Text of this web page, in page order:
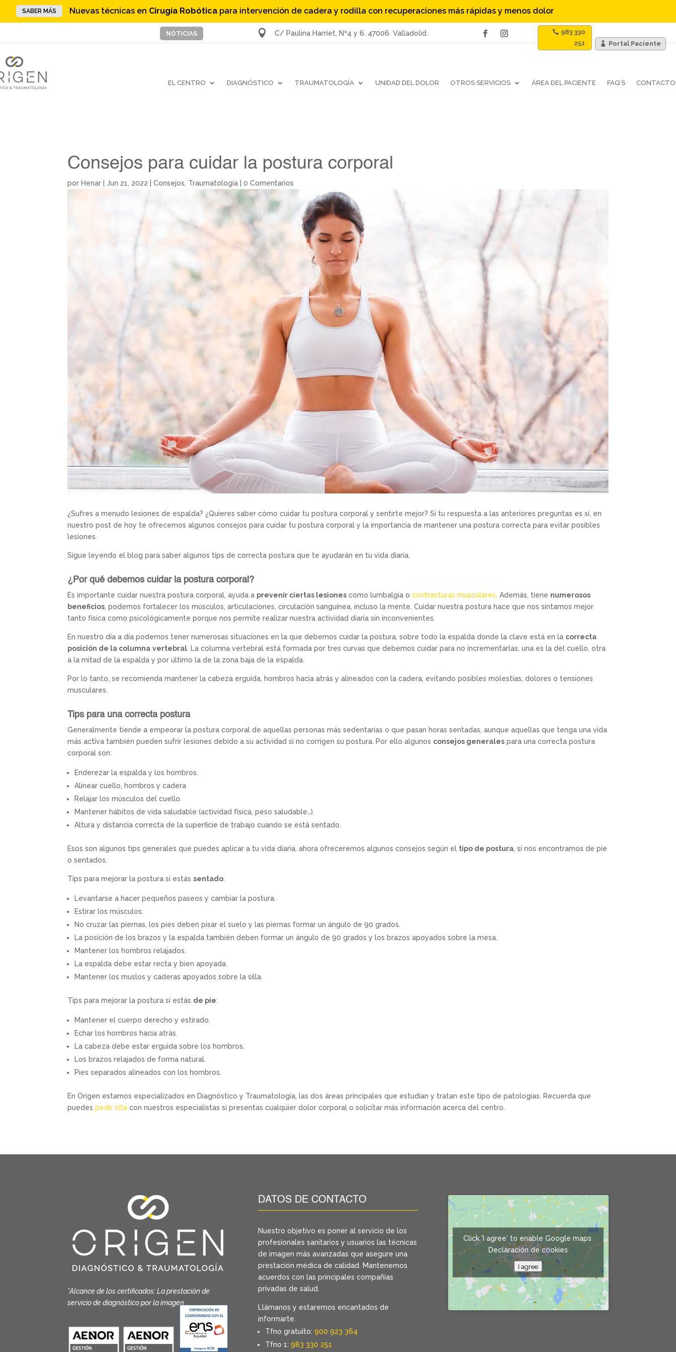
SABER MÁS Nuevas técnicas en Cirugía Robótica para intervención de cadera y rodilla con recuperaciones más rápidas y menos dolor
NOTICIAS  C/ Paulina Harriet, Nº4 y 6. 47006. Valladolid.
983 330
251
Portal Paciente
EL CENTRO DIAGNÓSTICO TRAUMATOLOGÍA UNIDAD DEL DOLOR OTROS SERVICIOS ÁREA DEL PACIENTE FAQ´S CONTACTO
Consejos para cuidar la postura corporal
por Henar |Jun 21, 2022 |Consejos, Traumatología |0 Comentarios
¿Sufres a menudo lesiones de espalda? ¿Quieres saber cómo cuidar tu postura corporal y sentirte mejor? Si tu respuesta a las anteriores preguntas es sí, en
nuestro post de hoy te ofrecemos algunos consejos para cuidar tu postura corporal y la importancia de mantener una postura correcta para evitar posibles
lesiones.
Sigue leyendo el blog para saber algunos tips de correcta postura que te ayudarán en tu vida diaria.
¿Por qué debemos cuidar la postura corporal?
Es importante cuidar nuestra postura corporal, ayuda a prevenir ciertas lesiones como lumbalgia ocontracturas musculares. Además, tiene numerosos
beneficios, podemos fortalecer los músculos, articulaciones, circulación sanguínea, incluso la mente. Cuidar nuestra postura hace que nos sintamos mejor
tanto física como psicológicamente porque nos permite realizar nuestra actividad diaria sin inconvenientes.
En nuestro día a día podemos tener numerosas situaciones en la que debemos cuidar la postura, sobre todo la espalda donde la clave está en la correcta
posición de la columna vertebral. La columna vertebral está formada por tres curvas que debemos cuidar para no incrementarlas, una es la del cuello, otra
a la mitad de la espalda y por último la de la zona baja de la espalda.
Por lo tanto, se recomienda mantener la cabeza erguida, hombros hacia atrás y alineados con la cadera, evitando posibles molestias, dolores o tensiones
musculares.
Tips para una correcta postura
Generalmente tiende a empeorar la postura corporal de aquellas personas más sedentarias o que pasan horas sentadas, aunque aquellas que tenga una vida
más activa también pueden sufrir lesiones debido a su actividad si no corrigen su postura. Por ello algunos consejos generales para una correcta postura
corporal son:
Enderezar la espalda y los hombros.
Alinear cuello, hombros y cadera
Relajar los músculos del cuello.
Mantener hábitos de vida saludable (actividad física, peso saludable…).
Altura y distancia correcta de la superficie de trabajo cuando se está sentado.
Esos son algunos tips generales que puedes aplicar a tu vida diaria, ahora ofreceremos algunos consejos según el tipo de postura, si nos encontramos de pie
o sentados.
Tips para mejorar la postura si estássentado:
Levantarse a hacer pequeños paseos y cambiar la postura.
Estirar los músculos.
No cruzar las piernas, los pies deben pisar el suelo y las piernas formar un ángulo de 90 grados.
La posición de los brazos y la espalda también deben formar un ángulo de 90 grados y los brazos apoyados sobre la mesa.
Mantener los hombros relajados.
La espalda debe estar recta y bien apoyada.
Mantener los muslos y caderas apoyados sobre la silla.
Tips para mejorar la postura si estás de pie:
Mantener el cuerpo derecho y estirado.
Echar los hombros hacia atrás.
La cabeza debe estar erguida sobre los hombros.
Los brazos relajados de forma natural.
Pies separados alineados con los hombros.
En Origen estamos especializados en Diagnóstico y Traumatología, las dos áreas principales que estudian y tratan este tipo de patologías. Recuerda que
puedespedir cita con nuestros especialistas si presentas cualquier dolor corporal o solicitar más información acerca del centro.
*Alcance de los certificados: La prestación de
servicio de diagnóstico por la imagen
DATOS DE CONTACTO
Nuestro objetivo es poner al servicio de los
profesionales sanitarios y usuarios las técnicas
de imagen más avanzadas que asegure una
prestación médica de calidad. Mantenemos
acuerdos con las principales compañías
privadas de salud.
Llámanos y estaremos encantados de
informarte.
Tfno gratuito: 900 923 364
Tfno 1: 983 330 251
Click 'I agree' to enable Google maps
Declaración de cookies
I agree